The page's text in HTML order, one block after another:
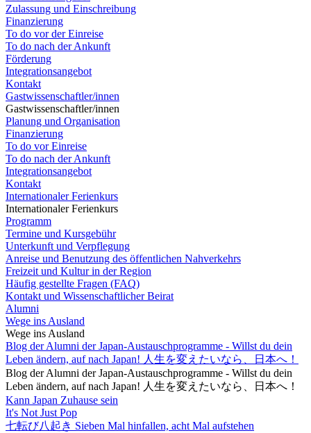
Zulassung und Einschreibung
Finanzierung
To do vor der Einreise
To do nach der Ankunft
Förderung
Integrationsangebot
Kontakt
Gastwissenschaftler/innen
Gastwissenschaftler/innen
Planung und Organisation
Finanzierung
To do vor Einreise
To do nach der Ankunft
Integrationsangebot
Kontakt
Internationaler Ferienkurs
Internationaler Ferienkurs
Programm
Termine und Kursgebühr
Unterkunft und Verpflegung
Anreise und Benutzung des öffentlichen Nahverkehrs
Freizeit und Kultur in der Region
Häufig gestellte Fragen (FAQ)
Kontakt und Wissenschaftlicher Beirat
Alumni
Wege ins Ausland
Wege ins Ausland
Blog der Alumni der Japan-Austauschprogramme - Willst du dein
Leben ändern, auf nach Japan! 人生を変えたいなら、日本へ！
Blog der Alumni der Japan-Austauschprogramme - Willst du dein
Leben ändern, auf nach Japan! 人生を変えたいなら、日本へ！
Kann Japan Zuhause sein
It's Not Just Pop
七転び八起き Sieben Mal hinfallen, acht Mal aufstehen